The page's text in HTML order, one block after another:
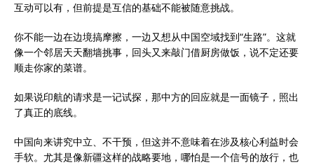
互动可以有，但前提是互信的基础不能被随意挑战。
你不能一边在边境搞摩擦，一边又想从中国空域找到“生路”。这就
像一个邻居天天翻墙挑事，回头又来敲门借厨房做饭，说不定还要
顺走你家的菜谱。
如果说印航的请求是一记试探，那中方的回应就是一面镜子，照出
了真正的底线。
中国向来讲究中立、不干预，但这并不意味着在涉及核心利益时会
手软。尤其是像新疆这样的战略要地，哪怕是一个信号的放行，也